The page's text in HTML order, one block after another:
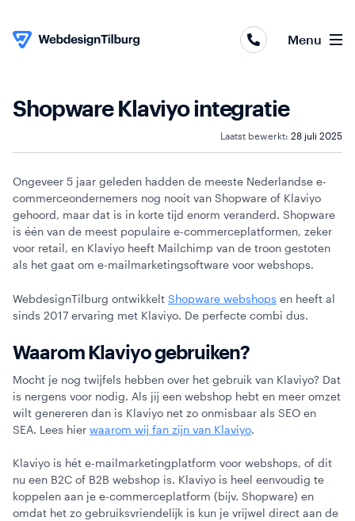
Skip to content
Menu
Websites
Portfolio
Over
ons
Contact
Blog
Webinars
Shopware Klaviyo integratie
Laatst bewerkt: 28 juli 2025
Ongeveer 5 jaar geleden hadden de meeste Nederlandse e-
commerceondernemers nog nooit van Shopware of Klaviyo
gehoord, maar dat is in korte tijd enorm veranderd. Shopware
is één van de meest populaire e-commerceplatformen, zeker
voor retail, en Klaviyo heeft Mailchimp van de troon gestoten
als het gaat om e-mailmarketingsoftware voor webshops.
WebdesignTilburg ontwikkelt Shopware webshops en heeft al
sinds 2017 ervaring met Klaviyo. De perfecte combi dus.
Waarom Klaviyo gebruiken?
Mocht je nog twijfels hebben over het gebruik van Klaviyo? Dat
is nergens voor nodig. Als jij een webshop hebt en meer omzet
wilt genereren dan is Klaviyo net zo onmisbaar als SEO en
SEA. Lees hier waarom wij fan zijn van Klaviyo.
Klaviyo is hét e-mailmarketingplatform voor webshops, of dit
nu een B2C of B2B webshop is. Klaviyo is heel eenvoudig te
koppelen aan je e-commerceplatform (bijv. Shopware) en
omdat het zo gebruiksvriendelijk is kun je vrijwel direct aan de